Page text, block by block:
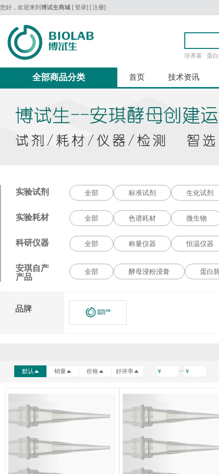
您好，欢迎来到 博试生商城 [ 登录] [ 注册]
培养基 蛋
全部商品分类 首页 技术资讯
实验试剂 全部 标准试剂 生化试剂
实验耗材 全部 色谱耗材 微生物
科研仪器 全部 称量仪器 恒温仪器
安琪自产
产品
全部 酵母浸粉浸膏 蛋白
品牌
默认 销量 价格 好评率 ￥ ￥